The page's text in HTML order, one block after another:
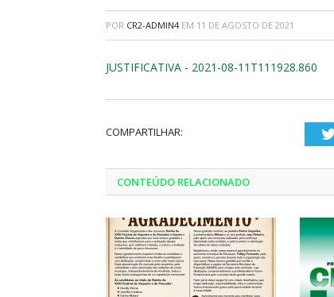
POR CR2-ADMIN4 EM 11 DE AGOSTO DE 2021
JUSTIFICATIVA - 2021-08-11T111928.860
COMPARTILHAR:
CONTEÚDO RELACIONADO